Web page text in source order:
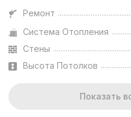
Ремонт
Система Отопления
Стены
Высота Потолков
Показать